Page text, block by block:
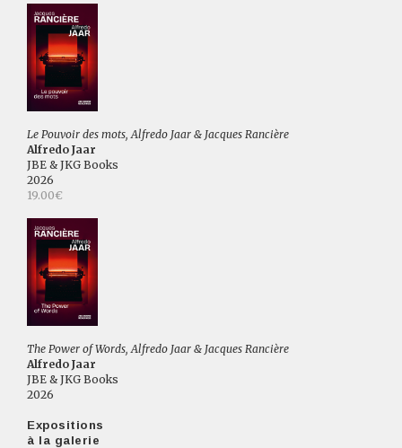
Le Pouvoir des mots, Alfredo Jaar & Jacques Rancière
Alfredo Jaar
JBE & JKG Books
2026
19.00€
The Power of Words, Alfredo Jaar & Jacques Rancière
Alfredo Jaar
JBE & JKG Books
2026
Expositions
à la galerie